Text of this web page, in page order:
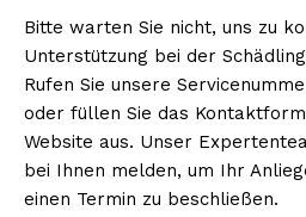
Bitte warten Sie nicht, uns zu
Unterstützung bei der
Rufen Sie unsere
oder füllen Sie das
Website aus. Unser
bei Ihnen melden, um Ihr
einen Termin zu beschließen.